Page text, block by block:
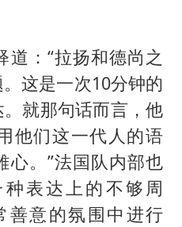
：“拉扬和德尚之
这是一次10分钟的
就那句话而言，他
他们这一代人的语
心。”法国队内部也
表达上的不够周
善意的氛围中进行